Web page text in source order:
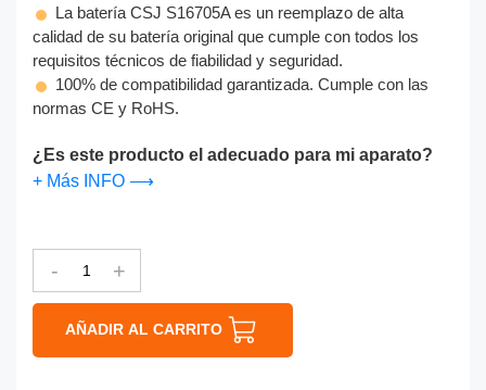
La batería CSJ S16705A es un reemplazo de alta
calidad de su batería original que cumple con todos los
requisitos técnicos de fiabilidad y seguridad.
100% de compatibilidad garantizada. Cumple con las
normas CE y RoHS.
¿Es este producto el adecuado para mi aparato?
+ Más INFO ⟶
- +
AÑADIR AL CARRITO